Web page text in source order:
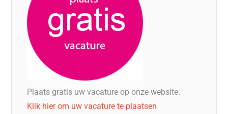
Plaats gratis uw vacature op onze website.
Klik hier om uw vacature te plaatsen